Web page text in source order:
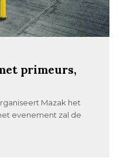
primeurs,
Mazak het
evenement zal de